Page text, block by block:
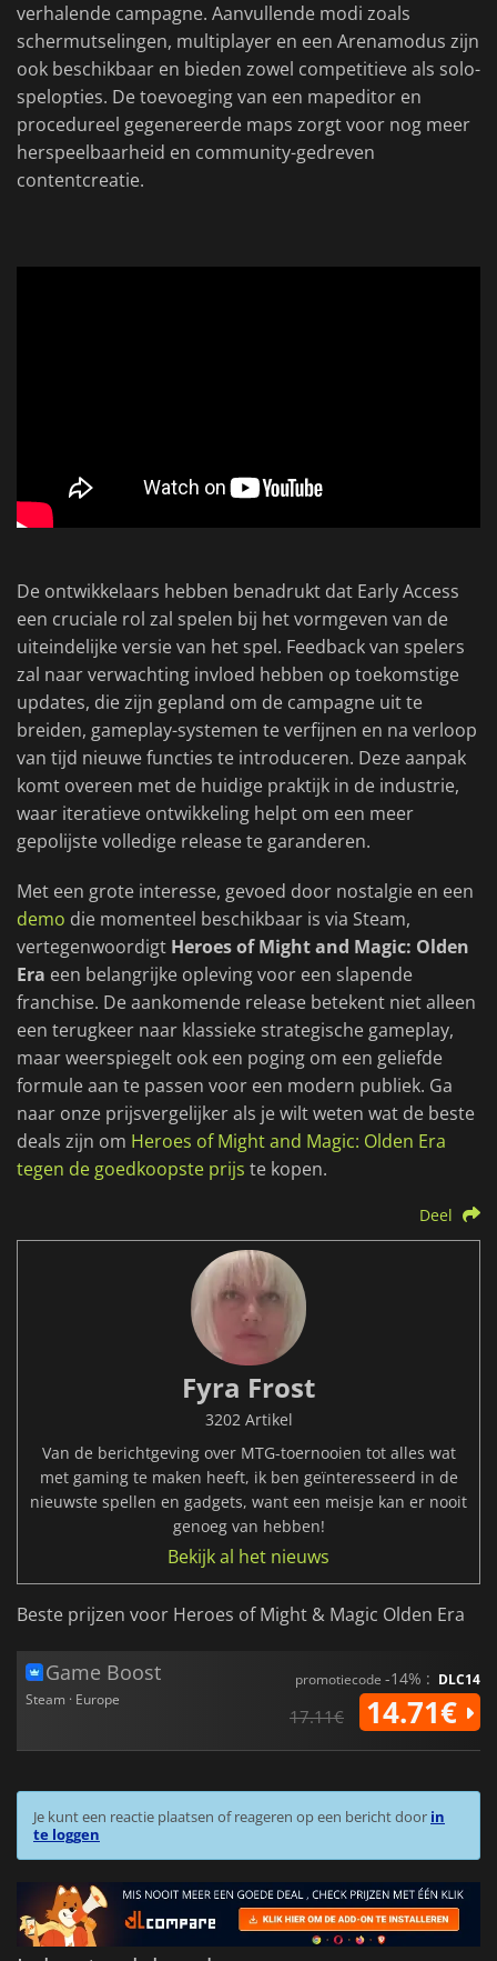
verhalende campagne. Aanvullende modi zoals
schermutselingen, multiplayer en een Arenamodus zijn
ook beschikbaar en bieden zowel competitieve als solo-
spelopties. De toevoeging van een mapeditor en
procedureel gegenereerde maps zorgt voor nog meer
herspeelbaarheid en community-gedreven
contentcreatie.
De ontwikkelaars hebben benadrukt dat Early Access
een cruciale rol zal spelen bij het vormgeven van de
uiteindelijke versie van het spel. Feedback van spelers
zal naar verwachting invloed hebben op toekomstige
updates, die zijn gepland om de campagne uit te
breiden, gameplay-systemen te verfijnen en na verloop
van tijd nieuwe functies te introduceren. Deze aanpak
komt overeen met de huidige praktijk in de industrie,
waar iteratieve ontwikkeling helpt om een meer
gepolijste volledige release te garanderen.
Met een grote interesse, gevoed door nostalgie en een
demo die momenteel beschikbaar is via Steam,
vertegenwoordigt Heroes of Might and Magic: Olden
Era een belangrijke opleving voor een slapende
franchise. De aankomende release betekent niet alleen
een terugkeer naar klassieke strategische gameplay,
maar weerspiegelt ook een poging om een geliefde
formule aan te passen voor een modern publiek. Ga
naar onze prijsvergelijker als je wilt weten wat de beste
deals zijn om Heroes of Might and Magic: Olden Era
tegen de goedkoopste prijs te kopen.
Deel
Fyra Frost
3202 Artikel
Van de berichtgeving over MTG-toernooien tot alles wat
met gaming te maken heeft, ik ben geïnteresseerd in de
nieuwste spellen en gadgets, want een meisje kan er nooit
genoeg van hebben!
Bekijk al het nieuws
Beste prijzen voor Heroes of Might & Magic Olden Era
Game Boost
Steam · Europe
promotiecode -14% : DLC14
17.11€ 14.71€
Je kunt een reactie plaatsen of reageren op een bericht door in
te loggen